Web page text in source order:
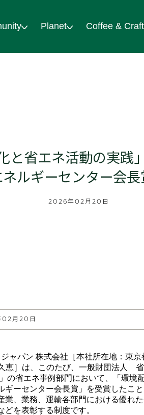
Planet Coffee & Craft
と省エネ活動の実践
ルギーセンター会
2026年02月20日
月20日
ャパン 株式会社［本社所在地：東
恵］は、このたび、一般財団法人
の省エネ事例部門において、「環境
ギーセンター会長賞」を受賞したこ
業、業務、運輸各部門における優れ
を表彰する制度です。